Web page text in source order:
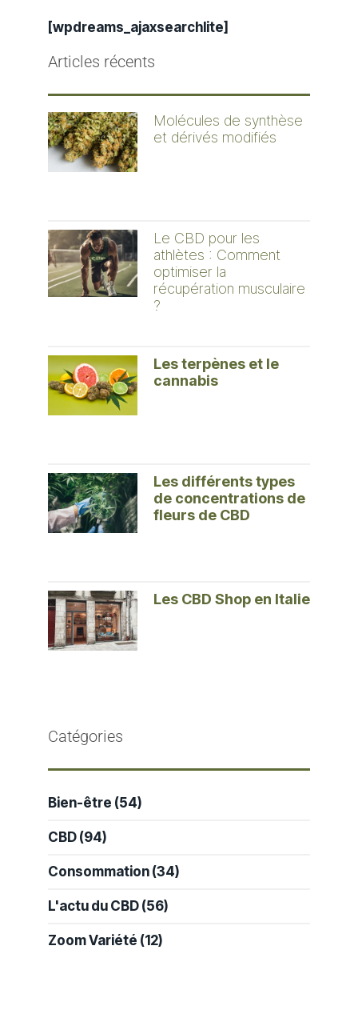
[wpdreams_ajaxsearchlite]
Articles récents
Molécules de synthèse
et dérivés modifiés
Le CBD pour les
athlètes : Comment
optimiser la
récupération musculaire
?
Les terpènes et le
cannabis
Les différents types
de concentrations de
fleurs de CBD
Les CBD Shop en Italie
Catégories
Bien-être (54)
CBD (94)
Consommation (34)
L'actu du CBD (56)
Zoom Variété (12)